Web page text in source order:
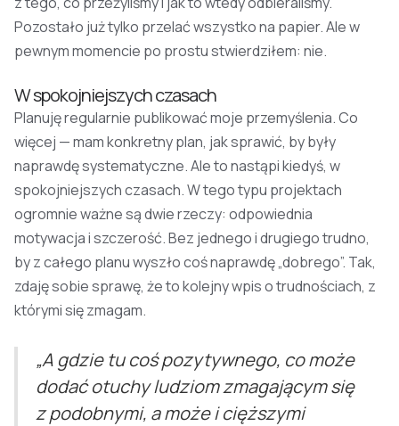
Pozostało już tylko przelać wszystko na papier. Ale w
pewnym momencie po prostu stwierdziłem: nie.
W spokojniejszych czasach
Planuję regularnie publikować moje przemyślenia. Co
więcej — mam konkretny plan, jak sprawić, by były
naprawdę systematyczne. Ale to nastąpi kiedyś, w
spokojniejszych czasach. W tego typu projektach
ogromnie ważne są dwie rzeczy: odpowiednia
motywacja i szczerość. Bez jednego i drugiego trudno,
by z całego planu wyszło coś naprawdę „dobrego”. Tak,
zdaję sobie sprawę, że to kolejny wpis o trudnościach, z
którymi się zmagam.
„A gdzie tu coś pozytywnego, co może
dodać otuchy ludziom zmagającym się
z podobnymi, a może i cięższymi